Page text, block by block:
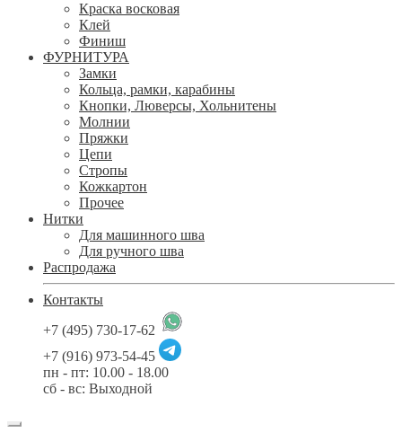
Краска восковая
Клей
Финиш
ФУРНИТУРА
Замки
Кольца, рамки, карабины
Кнопки, Люверсы, Хольнитены
Молнии
Пряжки
Цепи
Стропы
Кожкартон
Прочее
Нитки
Для машинного шва
Для ручного шва
Распродажа
Контакты
+7 (495) 730-17-62
+7 (916) 973-54-45
пн - пт: 10.00 - 18.00
сб - вс: Выходной